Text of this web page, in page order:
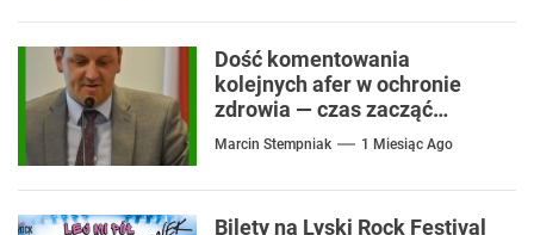
Dość komentowania
kolejnych afer w ochronie
zdrowia — czas zacząć
mówić o rozwiązaniach
Marcin Stempniak 1 Miesiąc Ago
Bilety na Lyski Rock Festival